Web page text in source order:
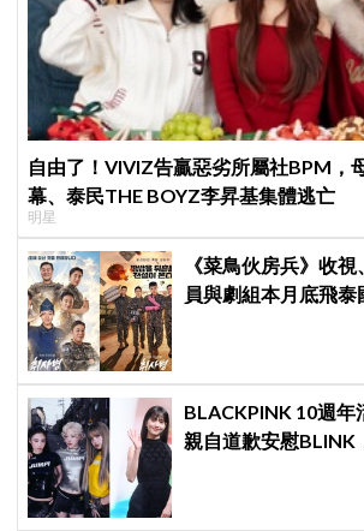
自由了！VIVIZ告贏惡劣所屬社BPM，
幕、泰民THE BOYZ李昇基集體逃亡
明星
《菜鳥伙房兵》收
員與劇組本月底飛
BLACKPINK 10週年
親自道歉安慰BLINK